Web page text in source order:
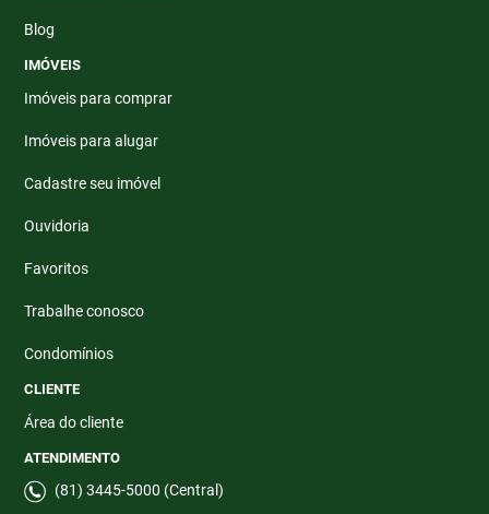
Blog
IMÓVEIS
Imóveis para comprar
Imóveis para alugar
Cadastre seu imóvel
Ouvidoria
Favoritos
Trabalhe conosco
Condomínios
CLIENTE
Área do cliente
ATENDIMENTO
(81) 3445-5000 (Central)